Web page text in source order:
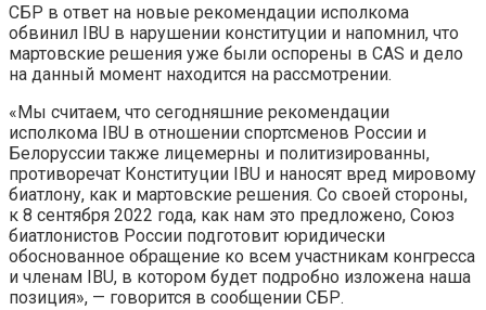
СБР в ответ на новые рекомендации исполкома
обвинил IBU в нарушении конституции и напомнил, что
мартовские решения уже были оспорены в CAS и дело
на данный момент находится на рассмотрении.
«Мы считаем, что сегодняшние рекомендации
исполкома IBU в отношении спортсменов России и
Белоруссии также лицемерны и политизированны,
противоречат Конституции IBU и наносят вред мировому
биатлону, как и мартовские решения. Со своей стороны,
к 8 сентября 2022 года, как нам это предложено, Союз
биатлонистов России подготовит юридически
обоснованное обращение ко всем участникам конгресса
и членам IBU, в котором будет подробно изложена наша
позиция», — говорится в сообщении СБР.